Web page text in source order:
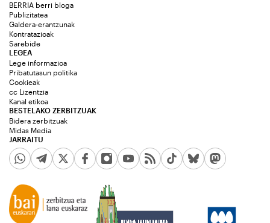
BERRIA berri bloga
Publizitatea
Galdera-erantzunak
Kontratazioak
Sarebide
JARRAITU
LEGEA
Lege informazioa
Pribatutasun politika
Cookieak
cc Lizentzia
Kanal etikoa
BESTELAKO ZERBITZUAK
Bidera zerbitzuak
Midas Media